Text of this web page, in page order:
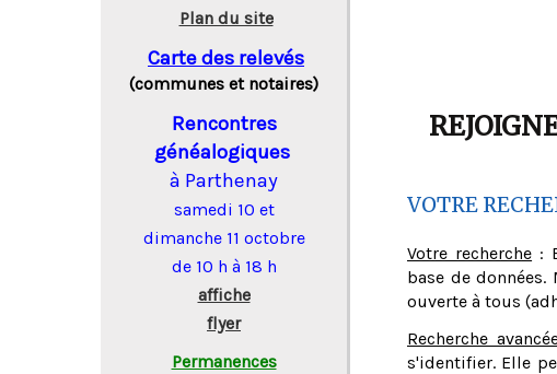
VOTRE
Votre recherche :
base de
ouverte à tous
Recherche
s'identifier. Elle
Plan du site
Carte des relevés
(communes et notaires)
Rencontres
généalogiques
à Parthenay
samedi 10 et
dimanche 11 octobre
de 10 h à 18 h
affiche
flyer
Permanences